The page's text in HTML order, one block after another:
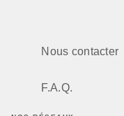
Nous contacter
F.A.Q.